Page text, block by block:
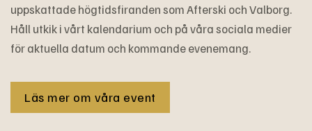
uppskattade högtidsfiranden som Afterski och Valborg.
Håll utkik i vårt kalendarium och på våra sociala medier
för aktuella datum och kommande evenemang.
Läs mer om våra event